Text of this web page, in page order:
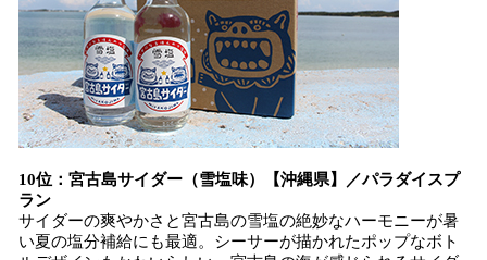
10位：宮古島サイダー（雪塩味）【沖縄県】／パラダイスプ
ラン
サイダーの爽やかさと宮古島の雪塩の絶妙なハーモニーが暑
い夏の塩分補給にも最適。シーサーが描かれたポップなボト